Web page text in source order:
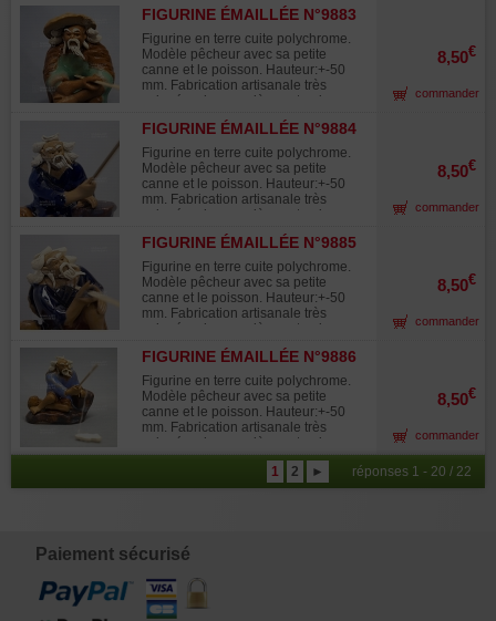
paysages miniatures "saikei"et en
accompagnement avec les bonsaïs.
FIGURINE ÉMAILLÉE N°9883
Figurine en terre cuite polychrome.
Modèle pêcheur avec sa petite
canne et le poisson. Hauteur:+-50
mm. Fabrication artisanale très
soignée, chaque pièce est unique.
Utilisée dans la composition des
paysages miniatures "saikei"et en
accompagnement avec les bonsaïs.
8,50€
commander
FIGURINE ÉMAILLÉE N°9884
Figurine en terre cuite polychrome.
Modèle pêcheur avec sa petite
canne et le poisson. Hauteur:+-50
mm. Fabrication artisanale très
soignée, chaque pièce est unique.
Utilisée dans la composition des
paysages miniatures "saikei"et en
accompagnement avec les bonsaïs.
8,50€
commander
FIGURINE ÉMAILLÉE N°9885
Figurine en terre cuite polychrome.
Modèle pêcheur avec sa petite
canne et le poisson. Hauteur:+-50
mm. Fabrication artisanale très
soignée, chaque pièce est unique.
Utilisée dans la composition des
paysages miniatures "saikei"et en
accompagnement avec les bonsaïs.
8,50€
commander
FIGURINE ÉMAILLÉE N°9886
Figurine en terre cuite polychrome.
Modèle pêcheur avec sa petite
canne et le poisson. Hauteur:+-50
mm. Fabrication artisanale très
soignée, chaque pièce est unique.
Utilisée dans la composition des
paysages miniatures "saikei"et en
accompagnement avec les bonsaïs.
8,50€
commander
1 2 ► réponses 1 - 20 / 22
Paiement sécurisé